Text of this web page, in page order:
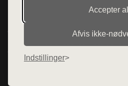
Accepter
Afvis
Indstillinger
Denne side er en del af want.dk,
hjemmesider med præsentation af
diverse webshops. Der sælges ikke
henviser til de shops, som sælger
varerne på lager.